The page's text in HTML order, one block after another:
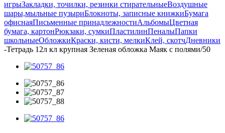
игрыЗакладки, точилки, резинки стирательныеВоздушные
шары,мыльные пузыриБлокноты, записные книжкиБумага
офиснаяПисьменные принадлежностиАльбомыЦветная
бумага, картонРюкзаки, сумкиПластилинПеналыПапки
школьныеОбложкиКраски, кисти, мелкиКлей, скотчДневники
-Тетрадь 12л кл крупная Зеленая обложка Маяк с полями/50